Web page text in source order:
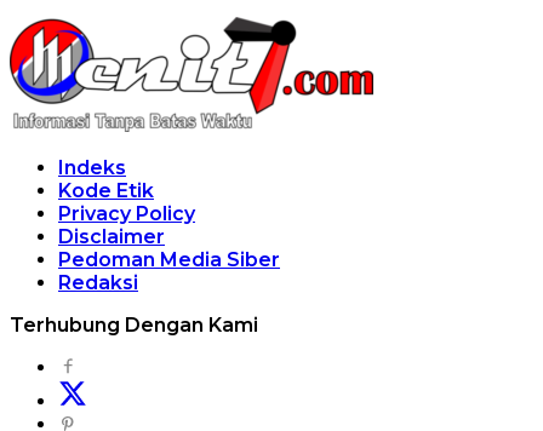
Indeks
Kode Etik
Privacy Policy
Disclaimer
Pedoman Media Siber
Redaksi
Terhubung Dengan Kami